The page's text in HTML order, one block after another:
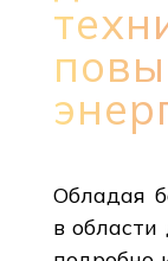
Обладая
в